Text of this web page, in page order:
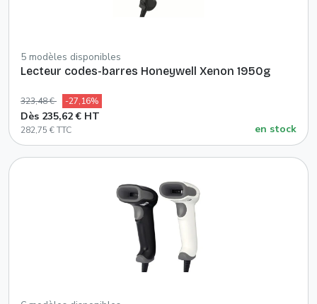
5 modèles disponibles
Lecteur codes-barres Honeywell Xenon 1950g
323,48 € -27,16%
Dès 235,62 € HT
282,75 € TTC en stock